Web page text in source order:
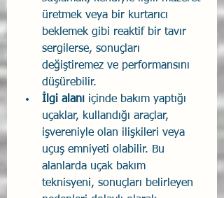
üretmek veya bir kurtarıcı
beklemek gibi reaktif bir tavır
sergilerse, sonuçları
değiştiremez ve performansını
düşürebilir.
İlgi alanı içinde bakım yaptığı
uçaklar, kullandığı araçlar,
işvereniyle olan ilişkileri veya
uçuş emniyeti olabilir. Bu
alanlarda uçak bakım
teknisyeni, sonuçları belirleyen